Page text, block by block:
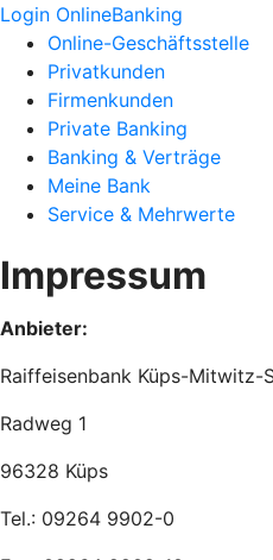
Login OnlineBanking
Online-Geschäftsstelle
Privatkunden
Firmenkunden
Private Banking
Banking & Verträge
Meine Bank
Service & Mehrwerte
Impressum
Anbieter:
Raiffeisenbank Küps-Mitwitz-
Radweg 1
96328 Küps
Tel.: 09264 9902-0